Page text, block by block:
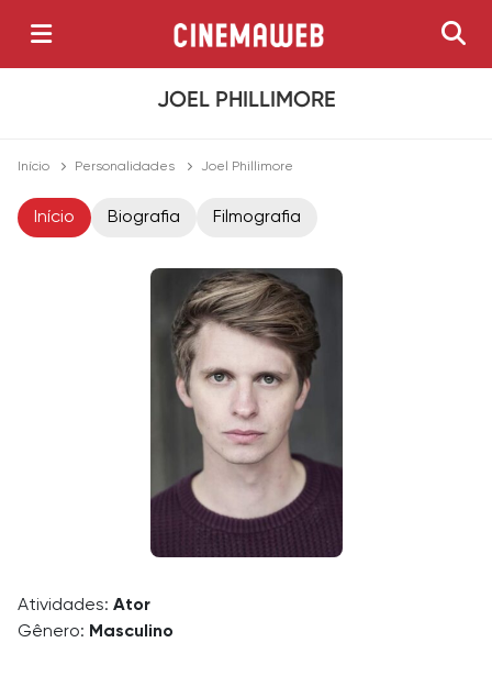
JOEL PHILLIMORE
Início Personalidades Joel Phillimore
Início Biografia Filmografia
Atividades: Ator
Gênero: Masculino